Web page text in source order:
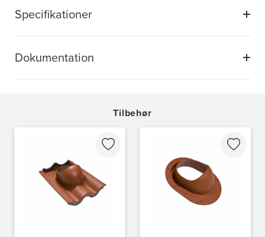
Specifikationer
Dokumentation
Tilbehør